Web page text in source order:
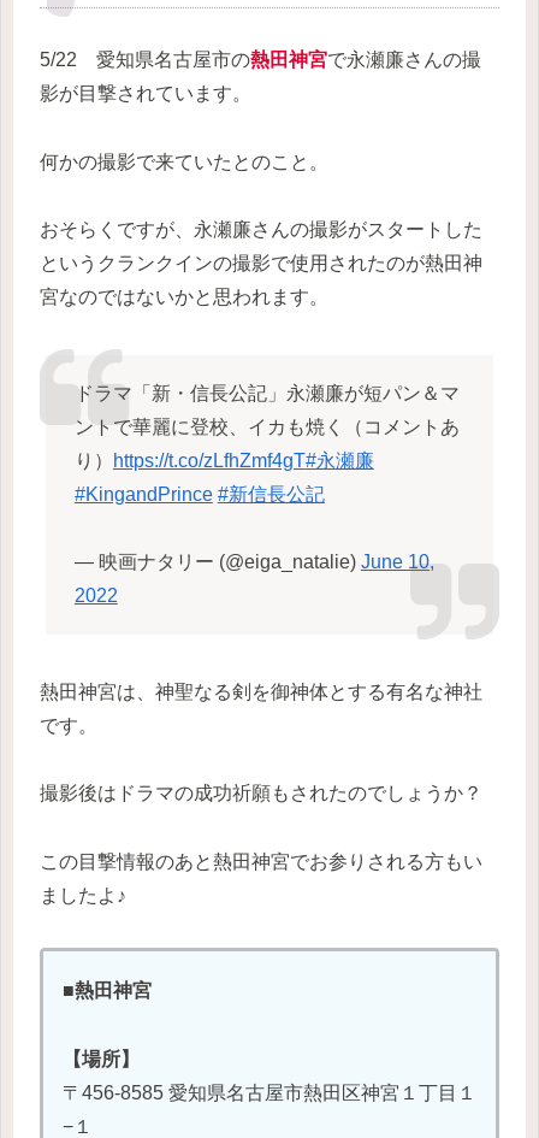
5/22 愛知県名古屋市の熱田神宮で永瀬廉さんの撮
影が目撃されています。
何かの撮影で来ていたとのこと。
おそらくですが、永瀬廉さんの撮影がスタートした
というクランクインの撮影で使用されたのが熱田神
宮なのではないかと思われます。
ドラマ「新・信長公記」永瀬廉が短パン＆マ
ントで華麗に登校、イカも焼く（コメントあ
り）
https://t.co/zLfhZmf4gT#永瀬廉
#KingandPrince #新信長公記
— 映画ナタリー (@eiga_natalie) June 10,
2022
熱田神宮は、神聖なる剣を御神体とする有名な神社
です。
撮影後はドラマの成功祈願もされたのでしょうか？
この目撃情報のあと熱田神宮でお参りされる方もい
ましたよ♪
■熱田神宮
【場所】
〒456-8585 愛知県名古屋市熱田区神宮１丁目１
−１